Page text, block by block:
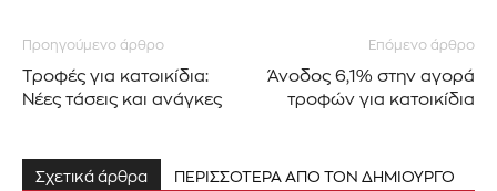
Προηγούμενο άρθρο
Τροφές για κατοικίδια:
Νέες τάσεις και ανάγκες
Επόμενο άρθρο
Άνοδος 6,1% στην αγορά
τροφών για κατοικίδια
Σχετικά άρθρα ΠΕΡΙΣΣΟΤΕΡΑ ΑΠΟ ΤΟΝ ΔΗΜΙΟΥΡΓΟ